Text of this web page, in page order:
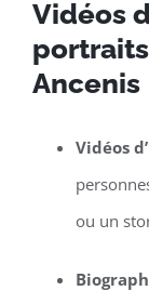
Vidéos
Ancenis
Vidéos
ou un